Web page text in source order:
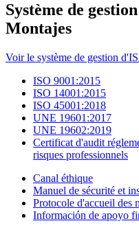
Système de
Montajes
Voir le système de gestion
ISO 9001:2015
ISO 14001:2015
ISO 45001:2018
UNE 19601:2017
UNE 19602:2019
Certificat d'audit
risques professionnels
Canal éthique
Manuel de sécurité et
Protocole d'accueil des
Información de apoyo